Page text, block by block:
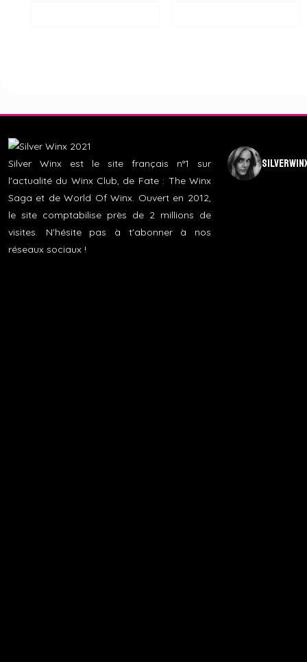
Silver Winx est le site français n°1 sur
l'actualité du Winx Club, de Fate : The Winx
Saga et de World Of Winx. Ouvert en 2012,
le site comptabilise près de 2 millions de
visites. N'hésite pas à t'abonner à nos
réseaux sociaux !